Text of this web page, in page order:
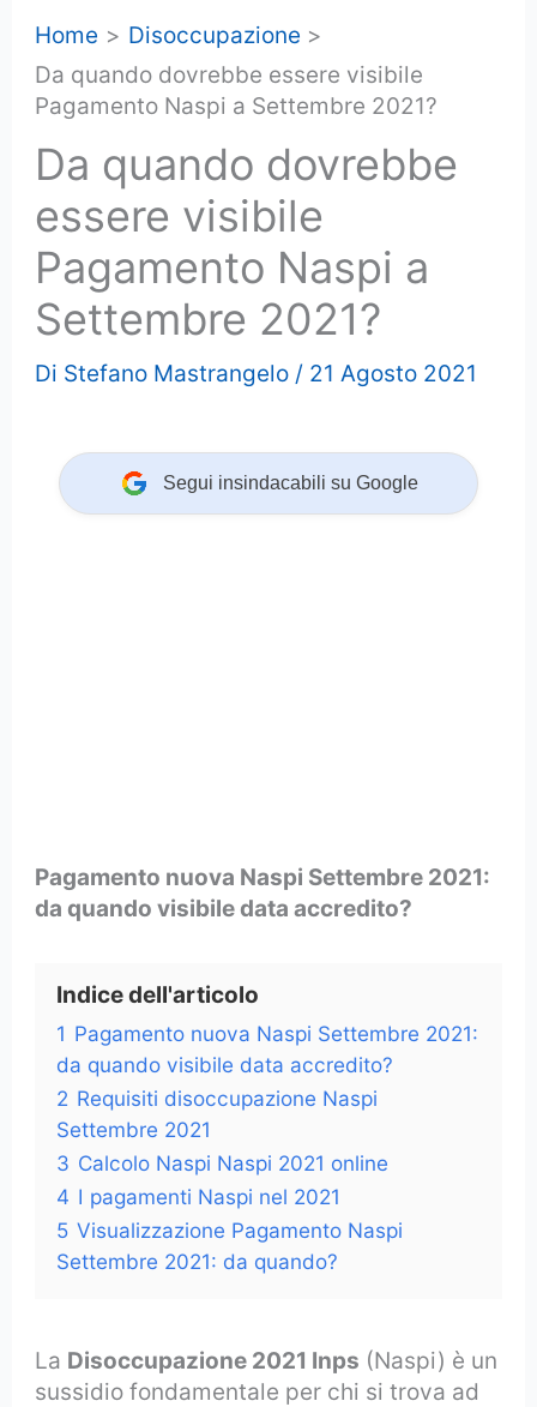
Home
Disoccupazione
Da quando dovrebbe essere visibile
Pagamento Naspi a Settembre 2021?
Da quando dovrebbe
essere visibile
Pagamento Naspi a
Settembre 2021?
Di Stefano Mastrangelo / 21 Agosto 2021
Segui insindacabili su Google
Pagamento nuova Naspi Settembre 2021:
da quando visibile data accredito?
Indice dell'articolo
1 Pagamento nuova Naspi Settembre 2021:
da quando visibile data accredito?
2 Requisiti disoccupazione Naspi
Settembre 2021
3 Calcolo Naspi Naspi 2021 online
4 I pagamenti Naspi nel 2021
5 Visualizzazione Pagamento Naspi
Settembre 2021: da quando?
La Disoccupazione 2021 Inps (Naspi) è un
sussidio fondamentale per chi si trova ad